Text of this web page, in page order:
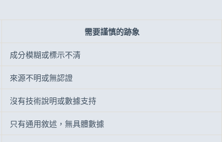
需要謹慎的跡象
成分模糊或標示不清
來源不明或無認證
沒有技術說明或數據支持
只有通用敘述，無具體數據